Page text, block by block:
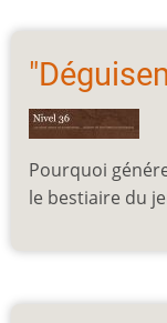
Pourquoi
le bestiaire du